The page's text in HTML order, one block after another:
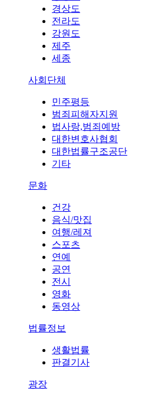
경상도
전라도
강원도
제주
세종
사회단체
민주평등
범죄피해자지원
법사랑,범죄예방
대한변호사협회
대한법률구조공단
기타
문화
건강
음식/맛집
여행/레져
스포츠
연예
공연
전시
영화
동영상
법률정보
생활법률
판결기사
광장